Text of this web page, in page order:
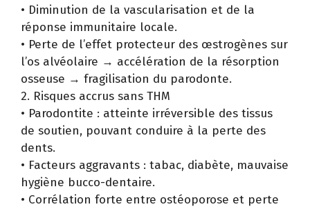
• Diminution de la vascularisation et de la
réponse immunitaire locale.
• Perte de l’effet protecteur des œstrogènes sur
l’os alvéolaire → accélération de la résorption
osseuse → fragilisation du parodonte.
2. Risques accrus sans THM
• Parodontite : atteinte irréversible des tissus
de soutien, pouvant conduire à la perte des
dents.
• Facteurs aggravants : tabac, diabète, mauvaise
hygiène bucco-dentaire.
• Corrélation forte entre ostéoporose et perte